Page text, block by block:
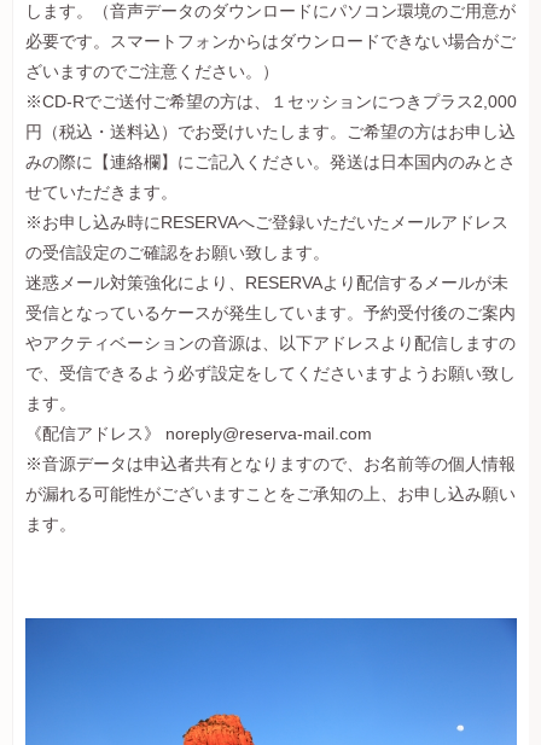
します。（音声データのダウンロードにパソコン環境のご用意が
必要です。スマートフォンからはダウンロードできない場合がご
ざいますのでご注意ください。）
※CD-Rでご送付ご希望の方は、１セッションにつきプラス2,000
円（税込・送料込）でお受けいたします。ご希望の方はお申し込
みの際に【連絡欄】にご記入ください。発送は日本国内のみとさ
せていただきます。
※お申し込み時にRESERVAへご登録いただいたメールアドレス
の受信設定のご確認をお願い致します。
迷惑メール対策強化により、RESERVAより配信するメールが未
受信となっているケースが発生しています。予約受付後のご案内
やアクティベーションの音源は、以下アドレスより配信しますの
で、受信できるよう必ず設定をしてくださいますようお願い致し
ます。
《配信アドレス》 noreply@reserva-mail.com
※音源データは申込者共有となりますので、お名前等の個人情報
が漏れる可能性がございますことをご承知の上、お申し込み願い
ます。